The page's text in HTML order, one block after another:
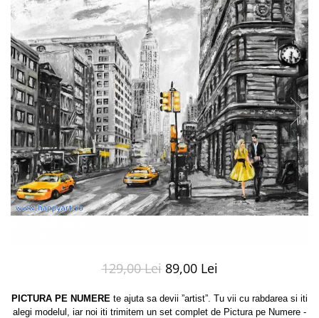
129,00 Lei 89,00 Lei
PICTURA PE NUMERE te ajuta sa devii ”artist”. Tu vii cu rabdarea si iti
alegi modelul, iar noi iti trimitem un set complet de Pictura pe Numere -